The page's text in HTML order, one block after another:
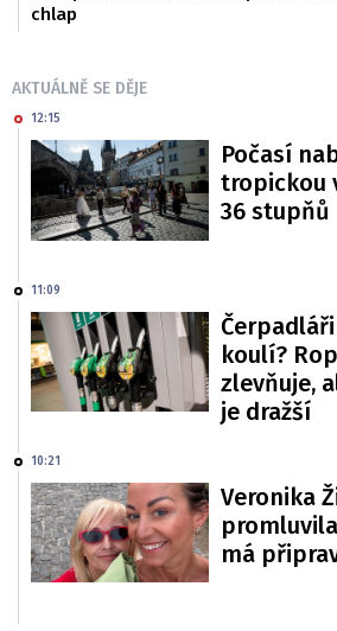
chlap
AKTUÁLNĚ SE DĚJE
12:15
Počasí
tropickou
36 stupňů
11:09
koulí?
zlevňuje,
je dražší
10:21
Veronika
má